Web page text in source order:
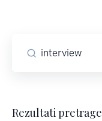
Rezultati pretrage